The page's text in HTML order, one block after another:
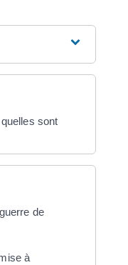
sont
de
à